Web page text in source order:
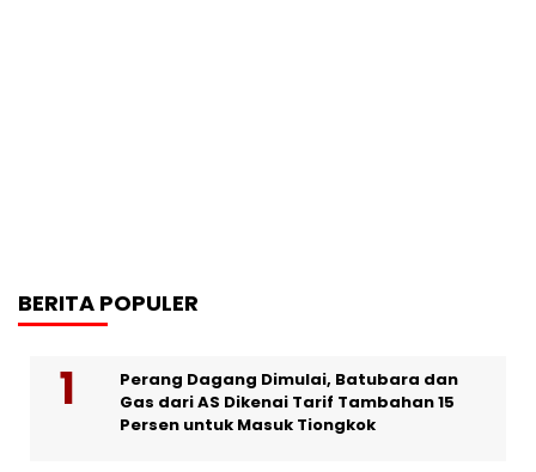
BERITA POPULER
Perang Dagang Dimulai, Batubara dan
Gas dari AS Dikenai Tarif Tambahan 15
Persen untuk Masuk Tiongkok